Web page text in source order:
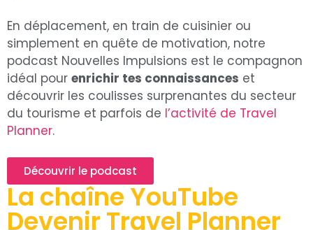
En déplacement, en train de cuisinier ou
simplement en quête de motivation, notre
podcast Nouvelles Impulsions est le compagnon
idéal pour enrichir tes connaissances et
découvrir les coulisses surprenantes du secteur
du tourisme et parfois de l’activité de Travel
Planner.
Découvrir le podcast
La chaîne YouTube
Devenir Travel Planner